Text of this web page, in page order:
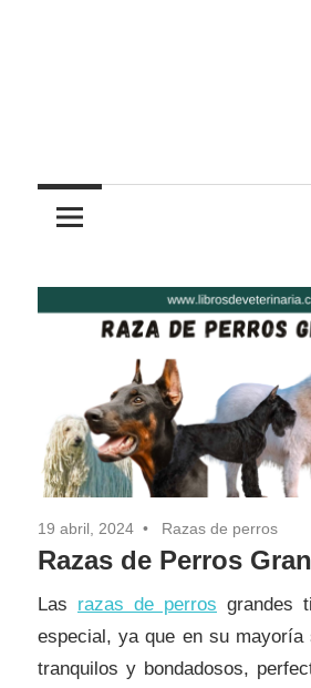
19 abril, 2024 Razas de perros
Razas de Perros
Las razas de perros grandes
especial, ya que en su mayoría
tranquilos y bondadosos,